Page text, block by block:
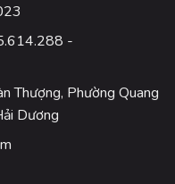
-
Thượng, Phường Quang
Dương